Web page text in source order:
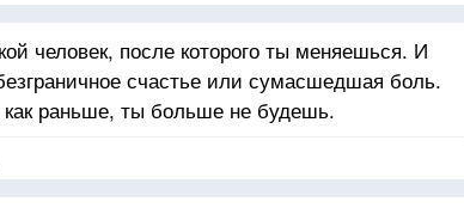
человек, после которого ты меняешься. И
счастье или сумасшедшая боль.
раньше, ты больше не будешь.